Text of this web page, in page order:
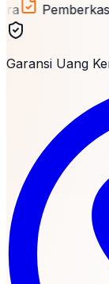
Garansi Uang